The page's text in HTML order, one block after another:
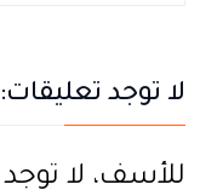
لا توجد تعليقات:
للأسف، لا